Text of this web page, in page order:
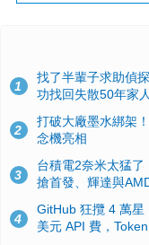
1
找了半輩子求助偵
功找回失散50年家人
2
打破大廠墨水綁架
念機亮相
3
台積電2奈米太猛
搶首發、輝達與
4
GitHub 狂攬 4 萬
美元 API 費，